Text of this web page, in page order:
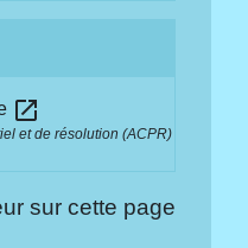
open_in_new
et de résolution (ACPR)
sur cette page